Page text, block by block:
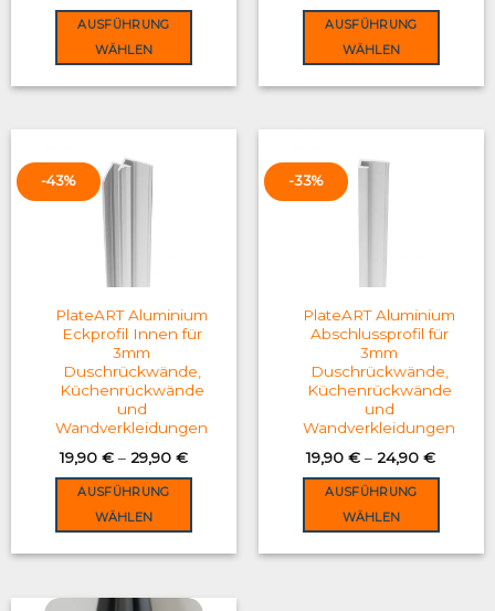
AUSFÜHRUNG
WÄHLEN
variants.
options
chosen
on
the
product
page
AUSFÜHRUNG
WÄHLEN
variants.
chosen
on
the
product
page
-43%
PlateART Aluminium
Eckprofil Innen für
3mm
Duschrückwände,
Küchenrückwände
und
Wandverkleidungen
19,90 €– 29,90 €
AUSFÜHRUNG
WÄHLEN
-33%
PlateART Aluminium
Abschlussprofil für
3mm
Duschrückwände,
Küchenrückwände
und
Wandverkleidungen
19,90€ – 24,90€
AUSFÜHRUNG
WÄHLEN